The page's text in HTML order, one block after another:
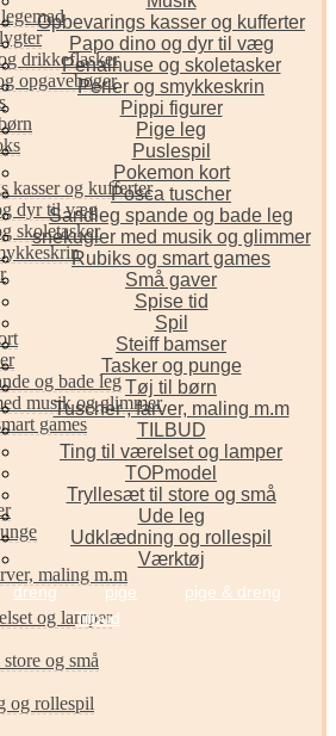
Opbevarings kasser og kufferter
Papo dino og dyr til væg
Penalhuse og skoletasker
Perler og smykkeskrin
Pippi figurer
Pige leg
Puslespil
Pokemon kort
Posca tuscher
Sandleg spande og bade leg
snekugler med musik og glimmer
Rubiks og smart games
Små gaver
Spise tid
Spil
Steiff bamser
Tasker og punge
Tøj til børn
Tuscher , farver, maling m.m
TILBUD
Ting til værelset og lamper
TOPmodel
Tryllesæt til store og små
Ude leg
Udklædning og rollespil
Værktøj
dreng pige
pige & dreng
Tilbud
drikkeflasker
opgavebøger
kasser og kufferter
dyr til væg
skoletasker
og bade leg
musik og glimmer
games
maling m.m
og lamper
og små
og rollespil